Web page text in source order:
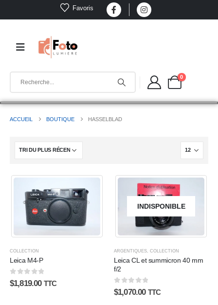
Favoris
0
ACCUEIL BOUTIQUE HASSELBLAD
COLLECTION
Leica M4-P
0sur 5
$1,819.00 TTC
INDISPONIBLE
ARGENTIQUES COLLECTION
Leica CL et summicron 40 mm
f/2
0sur 5
$1,070.00 TTC